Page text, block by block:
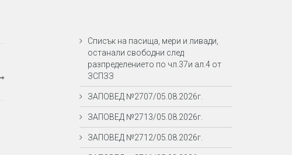
Списък на пасища, мери и ливади,
останали свободни след
разпределението по чл.37и ал.4 от
ЗСПЗЗ
ЗАПОВЕД №2707/05.08.2026г.
ЗАПОВЕД №2713/05.08.2026г.
ЗАПОВЕД №2712/05.08.2026г.